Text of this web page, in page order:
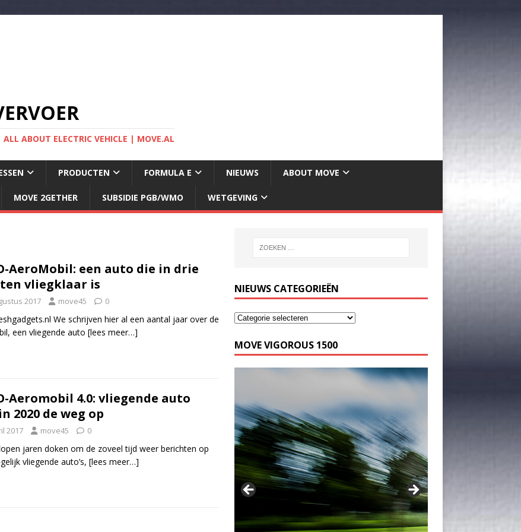
ABOUT ELECTRIC VEHICLE | MOVE.AL
PRODUCTEN FORMULA E NIEUWS ABOUT MOVE
MOVE 2GETHER SUBSIDIE PGB/WMO WETGEVING
AeroMobil: een auto die in drie
vliegklaar is
2017 move45 0
We schrijven hier al een aantal jaar over de
een vliegende auto [lees meer…]
Aeromobil 4.0: vliegende auto
2020 de weg op
2017 move45 0
jaren doken om de zoveel tijd weer berichten op
vliegende auto’s, [lees meer…]
NIEUWS CATEGORIEËN
MOVE VIGOROUS 1500